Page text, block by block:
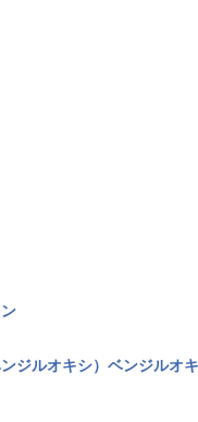
ジルオキシ）ベンジルオキ